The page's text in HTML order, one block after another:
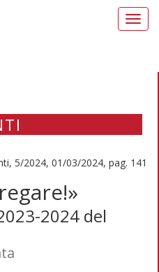
5/2024, 01/03/2024, pag. 141
2024 del